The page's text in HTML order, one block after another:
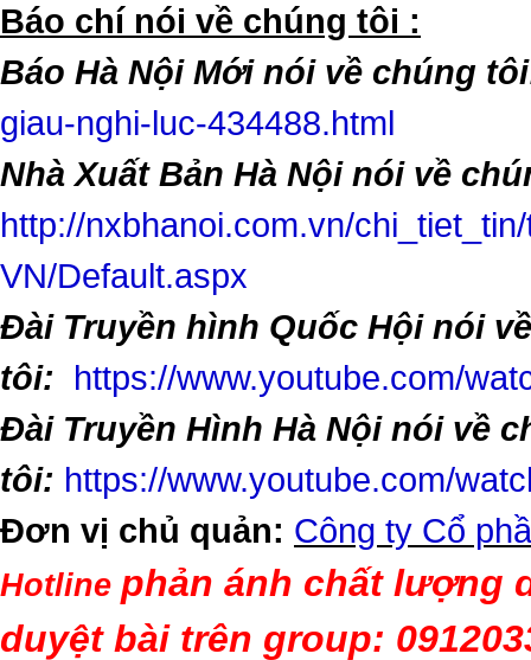
​Báo chí nói về chúng tôi :
Báo Hà Nội Mới nói về chúng
giau-nghi-luc-434488.html
Nhà Xuất Bản Hà Nội nói về
http://nxbhanoi.com.vn/
VN/Default.aspx
Đài Truyền hình Quốc Hội nói
tôi:
https://www.youtube.com/
Đài Truyền Hình Hà Nội nói về
tôi: https://www.youtube.com/
Đơn vị chủ quản: Công ty Cổ
Hotline phản ánh chất lượng
duyệt bài trên group: